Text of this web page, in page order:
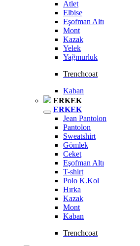
Atlet
Elbise
Eşofman Altı
Mont
Kazak
Yelek
Yağmurluk
Trenchcoat
Kaban
ERKEK
ERKEK
Jean Pantolon
Pantolon
Sweatshirt
Gömlek
Ceket
Eşofman Altı
T-shirt
Polo K.Kol
Hırka
Kazak
Mont
Kaban
Trenchcoat